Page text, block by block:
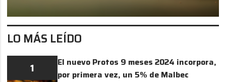
LO MÁS LEÍDO
1
El nuevo Protos 9 meses 2024 incorpora,
por primera vez, un 5% de Malbec